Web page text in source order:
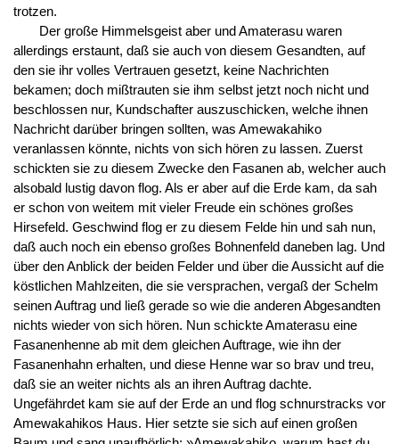
trotzen.
Der große Himmelsgeist aber und Amaterasu waren
allerdings erstaunt, daß sie auch von diesem Gesandten, auf
den sie ihr volles Vertrauen gesetzt, keine Nachrichten
bekamen; doch mißtrauten sie ihm selbst jetzt noch nicht und
beschlossen nur, Kundschafter auszuschicken, welche ihnen
Nachricht darüber bringen sollten, was Amewakahiko
veranlassen könnte, nichts von sich hören zu lassen. Zuerst
schickten sie zu diesem Zwecke den Fasanen ab, welcher auch
alsobald lustig davon flog. Als er aber auf die Erde kam, da sah
er schon von weitem mit vieler Freude ein schönes großes
Hirsefeld. Geschwind flog er zu diesem Felde hin und sah nun,
daß auch noch ein ebenso großes Bohnenfeld daneben lag. Und
über den Anblick der beiden Felder und über die Aussicht auf die
köstlichen Mahlzeiten, die sie versprachen, vergaß der Schelm
seinen Auftrag und ließ gerade so wie die anderen Abgesandten
nichts wieder von sich hören. Nun schickte Amaterasu eine
Fasanenhenne ab mit dem gleichen Auftrage, wie ihn der
Fasanenhahn erhalten, und diese Henne war so brav und treu,
daß sie an weiter nichts als an ihren Auftrag dachte.
Ungefährdet kam sie auf der Erde an und flog schnurstracks vor
Amewakahikos Haus. Hier setzte sie sich auf einen großen